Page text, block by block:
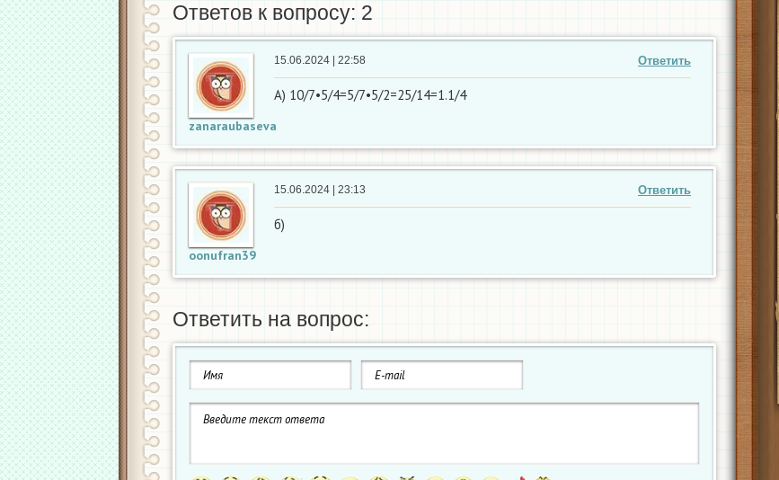
Ответов к вопросу: 2
zanaraubaseva
Ответить
15.06.2024 | 22:58
А) 10/7•5/4=5/7•5/2=25/14=1.1/4
oonufran39
Ответить
15.06.2024 | 23:13
б)
Ответить на вопрос: